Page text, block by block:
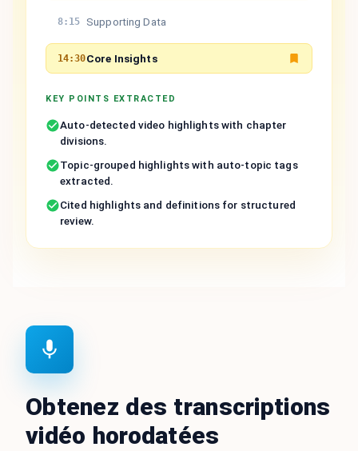
8:15 Supporting Data
14:30Core Insights
KEY POINTS EXTRACTED
Auto-detected video highlights with chapter
divisions.
Topic-grouped highlights with auto-topic tags
extracted.
Cited highlights and definitions for structured
review.
Obtenez des transcriptions
vidéo horodatées